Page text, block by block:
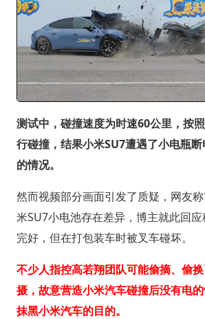
测试中，碰撞速度为时速60公里，按
行碰撞，结果小米SU7遭遇了小电瓶
的情况。
然而视频部分画面引发了质疑，网友
米SU7小电池存在差异，博主就此回
完好，但在打包装车时被叉车碰坏。
不少人指控高若翔团队可能偷摘、偷
摄，故意营造小米汽车碰撞后没有电
抹黑小米汽车的目的。